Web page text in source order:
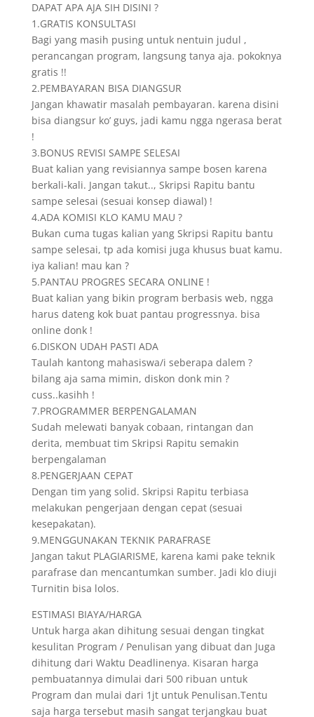
DAPAT APA AJA SIH DISINI ?
1.GRATIS KONSULTASI
Bagi yang masih pusing untuk nentuin judul ,
perancangan program, langsung tanya aja. pokoknya
gratis !!
2.PEMBAYARAN BISA DIANGSUR
Jangan khawatir masalah pembayaran. karena disini
bisa diangsur ko’ guys, jadi kamu ngga ngerasa berat
!
3.BONUS REVISI SAMPE SELESAI
Buat kalian yang revisiannya sampe bosen karena
berkali-kali. Jangan takut.., Skripsi Rapitu bantu
sampe selesai (sesuai konsep diawal) !
4.ADA KOMISI KLO KAMU MAU ?
Bukan cuma tugas kalian yang Skripsi Rapitu bantu
sampe selesai, tp ada komisi juga khusus buat kamu.
iya kalian! mau kan ?
5.PANTAU PROGRES SECARA ONLINE !
Buat kalian yang bikin program berbasis web, ngga
harus dateng kok buat pantau progressnya. bisa
online donk !
6.DISKON UDAH PASTI ADA
Taulah kantong mahasiswa/i seberapa dalem ?
bilang aja sama mimin, diskon donk min ?
cuss..kasihh !
7.PROGRAMMER BERPENGALAMAN
Sudah melewati banyak cobaan, rintangan dan
derita, membuat tim Skripsi Rapitu semakin
berpengalaman
8.PENGERJAAN CEPAT
Dengan tim yang solid. Skripsi Rapitu terbiasa
melakukan pengerjaan dengan cepat (sesuai
kesepakatan).
9.MENGGUNAKAN TEKNIK PARAFRASE
Jangan takut PLAGIARISME, karena kami pake teknik
parafrase dan mencantumkan sumber. Jadi klo diuji
Turnitin bisa lolos.
ESTIMASI BIAYA/HARGA
Untuk harga akan dihitung sesuai dengan tingkat
kesulitan Program / Penulisan yang dibuat dan Juga
dihitung dari Waktu Deadlinenya. Kisaran harga
pembuatannya dimulai dari 500 ribuan untuk
Program dan mulai dari 1jt untuk Penulisan.Tentu
saja harga tersebut masih sangat terjangkau buat